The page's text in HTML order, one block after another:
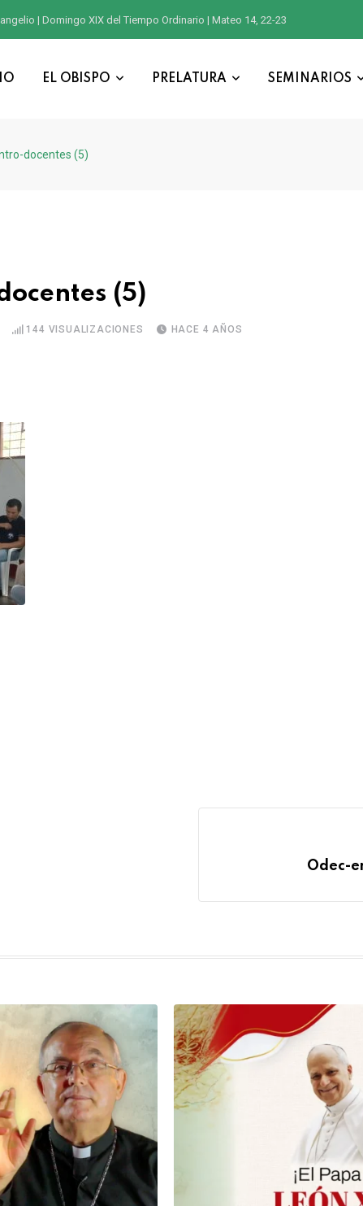
| Domingo XIX del Tiempo Ordinario | Mateo 14, 22-23
EL OBISPO PRELATURA SEMINARIOS
docentes (5)
(5)
144 VISUALIZACIONES HACE 4 AÑOS
Odec-